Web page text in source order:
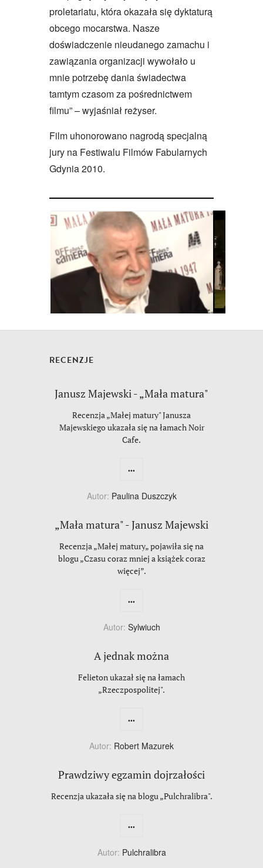
proletariatu, która okazała się dyktaturą
obcego mocarstwa. Nasze
doświadczenie nieudanego zamachu i
zawiązania organizacji wywołało u
mnie potrzebę dania świadectwa
tamtym czasom za pośrednictwem
filmu” – wyjaśniał reżyser.
Film uhonorowano nagrodą specjalną
jury na Festiwalu Filmów Fabularnych
Gdynia 2010.
RECENZJE
Janusz Majewski - „Mała matura"
Recenzja „Małej matury" Janusza
Majewskiego ukazała się na łamach Noir
Cafe.
...
Autor: Paulina Duszczyk
„Mała matura" - Janusz Majewski
Recenzja „Małej matury„ pojawiła się na
blogu „Czasu coraz mniej a książek coraz
więcej”.
...
Autor: Sylwiuch
A jednak można
Felieton ukazał się na łamach
„Rzeczpospolitej".
...
Autor: Robert Mazurek
Prawdziwy egzamin dojrzałości
Recenzja ukazała się na blogu „Pulchralibra".
...
Autor: Pulchralibra